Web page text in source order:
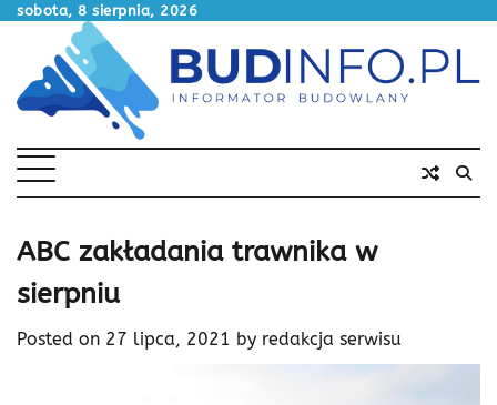
Skip
content
sobota, 8 sierpnia, 2026
ABC zakładania trawnika w
sierpniu
Posted on 27 lipca, 2021 by redakcja serwisu